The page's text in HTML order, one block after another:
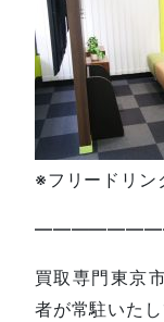
※フリードリン
買取専門東京
者が常駐いたし